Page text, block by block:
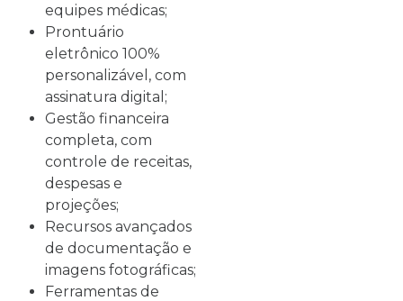
equipes médicas;
Prontuário
eletrônico 100%
personalizável, com
assinatura digital;
Gestão financeira
completa, com
controle de receitas,
despesas e
projeções;
Recursos avançados
de documentação e
imagens fotográficas;
Ferramentas de